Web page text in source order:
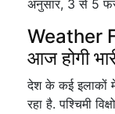
अनुसार, 3 से 5
Weather
आज होगी
देश के कई इलाकों
रहा है. पश्चिमी